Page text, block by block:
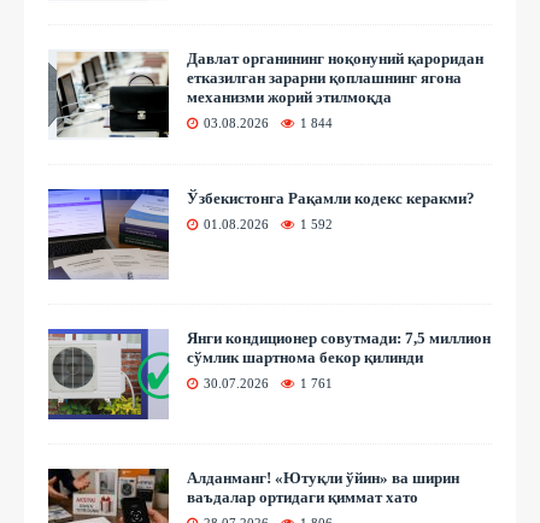
Давлат органининг ноқонуний қароридан
етказилган зарарни қоплашнинг ягона
механизми жорий этилмоқда
03.08.2026 1 844
Ўзбекистонга Рақамли кодекс керакми?
01.08.2026 1 592
Янги кондиционер совутмади: 7,5 миллион
сўмлик шартнома бекор қилинди
30.07.2026 1 761
Алданманг! «Ютуқли ўйин» ва ширин
ваъдалар ортидаги қиммат хато